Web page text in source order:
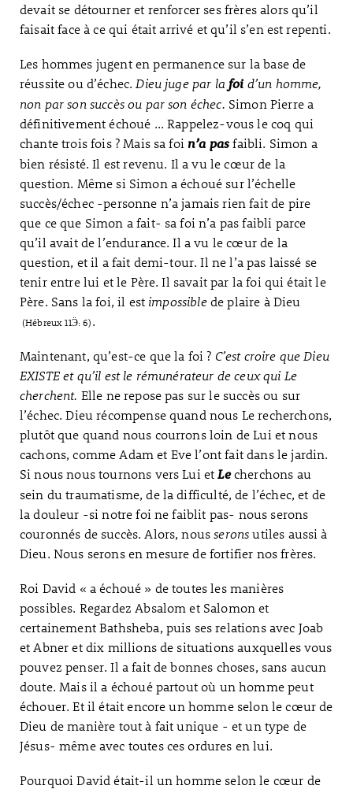
devait se détourner et renforcer ses frères alors qu’il
faisait face à ce qui était arrivé et qu’il s’en est repenti.
Les hommes jugent en permanence sur la base de
réussite ou d’échec. Dieu juge par lafoid’un homme,
non par son succès ou par son échec. Simon Pierre a
définitivement échoué ... Rappelez-vous le coq qui
chante trois fois ? Mais sa foin’a pas faibli. Simon a
bien résisté. Il est revenu. Il a vu le cœur de la
question. Même si Simon a échoué sur l’échelle
succès/échec -personne n’a jamais rien fait de pire
que ce que Simon a fait- sa foi n’a pas faibli parce
qu’il avait de l’endurance. Il a vu le cœur de la
question, et il a fait demi-tour. Il ne l’a pas laissé se
tenir entre lui et le Père. Il savait par la foi qui était le
Père. Sans la foi, il est impossiblede plaire à Dieu
(Hébreux 11Ӭ: 6).
Maintenant, qu’est-ce que la foi ? C’est croire que Dieu
EXISTE et qu’il est le rémunérateur de ceux qui Le
cherchent. Elle ne repose pas sur le succès ou sur
l’échec. Dieu récompense quand nous Le recherchons,
plutôt que quand nous courrons loin de Lui et nous
cachons, comme Adam et Eve l’ont fait dans le jardin.
Si nous nous tournons vers Lui etLecherchons au
sein du traumatisme, de la difficulté, de l’échec, et de
la douleur -si notre foi ne faiblit pas- nous serons
couronnés de succès. Alors, nousseronsutiles aussi à
Dieu. Nous serons en mesure de fortifier nos frères.
Roi David « a échoué » de toutes les manières
possibles. Regardez Absalom et Salomon et
certainement Bathsheba, puis ses relations avec Joab
et Abner et dix millions de situations auxquelles vous
pouvez penser. Il a fait de bonnes choses, sans aucun
doute. Mais il a échoué partout où un homme peut
échouer. Et il était encore un homme selon le cœur de
Dieu de manière tout à fait unique - et un type de
Jésus- même avec toutes ces ordures en lui.
Pourquoi David était-il un homme selon le cœur de